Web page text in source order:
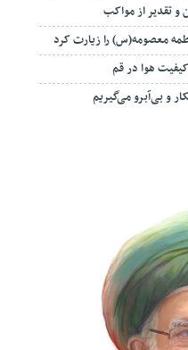
و تقدیر از مواکب
معصومه(س) را زیارت کرد
هوا در قم
و بی‌آبرو می‌گیریم